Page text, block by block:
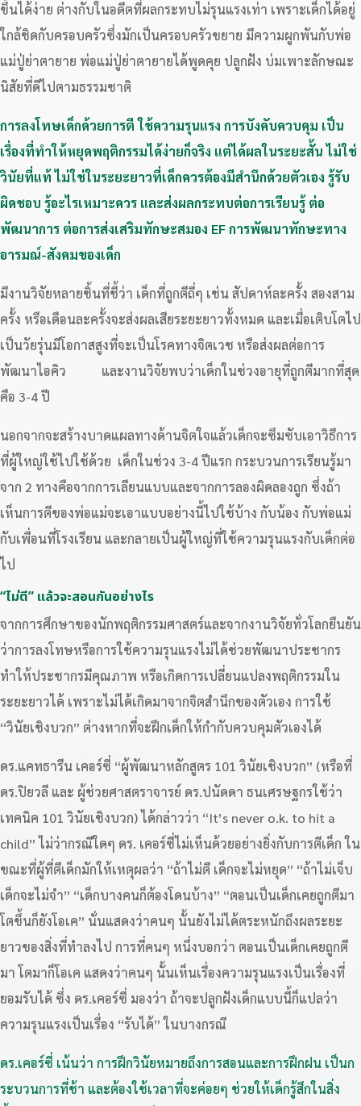
ขึ้นได้ง่าย ต่างกับในอดีตที่ผลกระทบไม่รุนแรงเท่า เพราะเด็กได้อยู่
ใกล้ชิดกับครอบครัวซึ่งมักเป็นครอบครัวขยาย มีความผูกพันกับพ่อ
แม่ปู่ย่าตายาย พ่อแม่ปู่ย่าตายายได้พูดคุย ปลูกฝัง บ่มเพาะลักษณะ
นิสัยที่ดีไปตามธรรมชาติ
การลงโทษเด็กด้วยการตี ใช้ความรุนแรง การบังคับควบคุม เป็น
เรื่องที่ทำให้หยุดพฤติกรรมได้ง่ายก็จริง แต่ได้ผลในระยะสั้น ไม่ใช่
วินัยที่แท้ ไม่ใช่ในระยะยาวที่เด็กควรต้องมีสำนึกด้วยตัวเอง รู้รับ
ผิดชอบ รู้อะไรเหมาะควร และส่งผลกระทบต่อการเรียนรู้ ต่อ
พัฒนาการ ต่อการส่งเสริมทักษะสมอง EF การพัฒนาทักษะทาง
อารมณ์-สังคมของเด็ก
มีงานวิจัยหลายชิ้นที่ชี้ว่า เด็กที่ถูกตีถี่ๆ เช่น สัปดาห์ละครั้ง สองสาม
ครั้ง หรือเดือนละครั้งจะส่งผลเสียระยะยาวทั้งหมด และเมื่อเติบโตไป
เป็นวัยรุ่นมีโอกาสสูงที่จะเป็นโรคทางจิตเวช หรือส่งผลต่อการ
พัฒนาไอคิว และงานวิจัยพบว่าเด็กในช่วงอายุที่ถูกตีมากที่สุด
คือ 3-4 ปี
นอกจากจะสร้างบาดแผลทางด้านจิตใจแล้วเด็กจะซึมซับเอาวิธีการ
ที่ผู้ใหญ่ใช้ไปใช้ด้วย เด็กในช่วง 3-4 ปีแรก กระบวนการเรียนรู้มา
จาก 2 ทางคือจากการเลียนแบบและจากการลองผิดลองถูก ซึ่งถ้า
เห็นการตีของพ่อแม่จะเอาแบบอย่างนี้ไปใช้บ้าง กับน้อง กับพ่อแม่
กับเพื่อนที่โรงเรียน และกลายเป็นผู้ใหญ่ที่ใช้ความรุนแรงกับเด็กต่อ
ไป
“ไม่ตี” แล้วจะสอนกันอย่างไร
จากการศึกษาของนักพฤติกรรมศาสตร์และจากงานวิจัยทั่วโลกยืนยัน
ว่าการลงโทษหรือการใช้ความรุนแรงไม่ได้ช่วยพัฒนาประชากร
ทำให้ประชากรมีคุณภาพ หรือเกิดการเปลี่ยนแปลงพฤติกรรมใน
ระยะยาวได้ เพราะไม่ได้เกิดมาจากจิตสำนึกของตัวเอง การใช้
“วินัยเชิงบวก” ต่างหากที่จะฝึกเด็กให้กำกับควบคุมตัวเองได้
ดร.แคทธารีน เคอร์ซี่ “ผู้พัฒนาหลักสูตร 101 วินัยเชิงบวก” (หรือที่
ดร.ปิยวลี และ ผู้ช่วยศาสตราจารย์ ดร.ปนัดดา ธนเศรษฐกรใช้ว่า
เทคนิค 101 วินัยเชิงบวก) ได้กล่าวว่า “It’s never o.k. to hit a
child” ไม่ว่ากรณีใดๆ ดร. เคอร์ซี่ไม่เห็นด้วยอย่างยิ่งกับการตีเด็ก ใน
ขณะที่ผู้ที่ตีเด็กมักให้เหตุผลว่า “ถ้าไม่ตี เด็กจะไม่หยุด” “ถ้าไม่เจ็บ
เด็กจะไม่จำ” “เด็กบางคนก็ต้องโดนบ้าง” “ตอนเป็นเด็กเคยถูกตีมา
โตขึ้นก็ยังโอเค” นั่นแสดงว่าคนๆ นั้นยังไม่ได้ตระหนักถึงผลระยะ
ยาวของสิ่งที่ทำลงไป การที่คนๆ หนึ่งบอกว่า ตอนเป็นเด็กเคยถูกตี
มา โตมาก็โอเค แสดงว่าคนๆ นั้นเห็นเรื่องความรุนแรงเป็นเรื่องที่
ยอมรับได้ ซึ่ง ดร.เคอร์ซี่ มองว่า ถ้าจะปลูกฝังเด็กแบบนี้ก็แปลว่า
ความรุนแรงเป็นเรื่อง “รับได้” ในบางกรณี
ดร.เคอร์ซี่ เน้นว่า การฝึกวินัยหมายถึงการสอนและการฝึกฝน เป็นก
ระบวนการที่ช้า และต้องใช้เวลาที่จะค่อยๆ ช่วยให้เด็กรู้สึกในสิ่ง